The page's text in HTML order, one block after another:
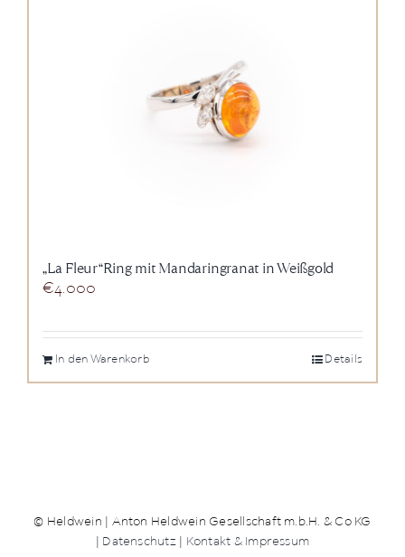
„La Fleur“Ring mit Mandaringranat in Weißgold
€4.000
In den Warenkorb Details
© Heldwein | Anton Heldwein Gesellschaft m.b.H. & Co KG
| Datenschutz| Kontakt & Impressum